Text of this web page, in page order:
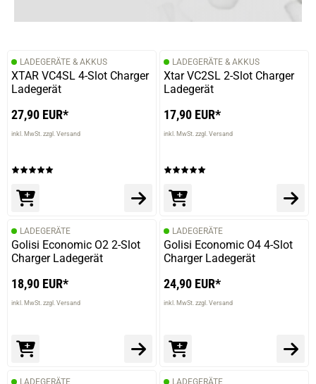
LADEGERÄTE & AKKUS
XTAR VC4SL 4-Slot Charger
Ladegerät
27,90 EUR*
inkl. MwSt. zzgl. Versand
LADEGERÄTE & AKKUS
Xtar VC2SL 2-Slot Charger
Ladegerät
17,90 EUR*
inkl. MwSt. zzgl. Versand
LADEGERÄTE
Golisi Economic O2 2-Slot
Charger Ladegerät
18,90 EUR*
inkl. MwSt. zzgl. Versand
LADEGERÄTE
Golisi Economic O4 4-Slot
Charger Ladegerät
24,90 EUR*
inkl. MwSt. zzgl. Versand
LADEGERÄTE LADEGERÄTE